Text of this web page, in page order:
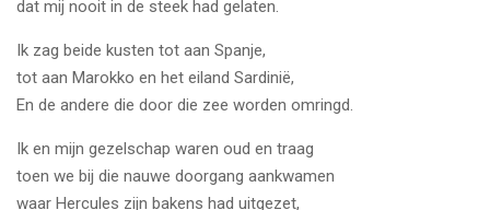
dat mij nooit in de steek had gelaten.
Ik zag beide kusten tot aan Spanje,
tot aan Marokko en het eiland Sardinië,
En de andere die door die zee worden omringd.
Ik en mijn gezelschap waren oud en traag
toen we bij die nauwe doorgang aankwamen
waar Hercules zijn bakens had uitgezet,